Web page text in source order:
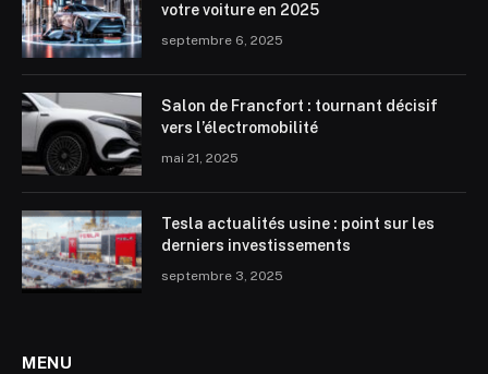
votre voiture en 2025
septembre 6, 2025
Salon de Francfort : tournant décisif
vers l’électromobilité
mai 21, 2025
Tesla actualités usine : point sur les
derniers investissements
septembre 3, 2025
MENU